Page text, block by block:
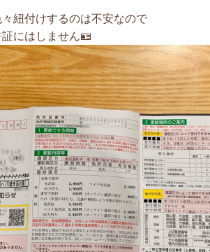
紐付けするのは不安なので
にはしません🪪